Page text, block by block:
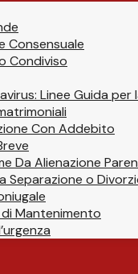
Consensuale
Condiviso
Linee Guida
Con Addebito
Da Alienazione
Separazione o
di Mantenimento